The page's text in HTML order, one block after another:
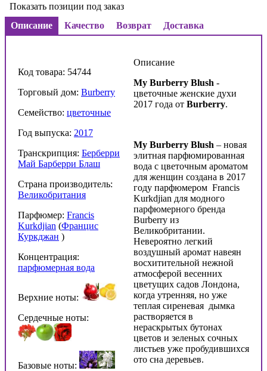
Показать позиции под заказ
Описание
Качество Возврат Доставка
Код товара: 54744
Торговый дом: Burberry
Семейство: цветочные
Год выпуска: 2017
Транскрипция: Берберри
Май Барберри Блаш
Страна производитель:
Великобритания
Парфюмер: Francis
Kurkdjian (Францис
Куркджан )
Концентрация:
парфюмерная вода
Верхние ноты:
Сердечные ноты:
Базовые ноты:
Описание
My Burberry Blush -
цветочные женские духи
2017 года от Burberry.
My Burberry Blush – новая
элитная парфюмированная
вода с цветочным ароматом
для женщин создана в 2017
году парфюмером Francis
Kurkdjian для модного
парфюмерного бренда
Burberry из
Великобритании.
Невероятно легкий
воздушный аромат навеян
восхитительной нежной
атмосферой весенних
цветущих садов Лондона,
когда утренняя, но уже
теплая сиреневая дымка
растворяется в
нераскрытых бутонах
цветов и зеленых сочных
листьев уже пробудившихся
ото сна деревьев.